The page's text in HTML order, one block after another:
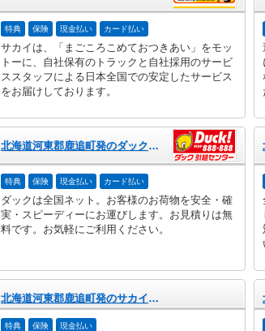
特典 保険 現金払い カード払い
サカイは、「まごころこめておつきあい」をモッ
トーに、自社保有のトラックと自社採用のサービ
ススタッフによる日本全国での安定したサービス
をお届けしております。
北海道河東郡鹿追町発のダック引越センター
特典 保険 現金払い カード払い
ダックは全国ネット。お客様のお荷物を安全・確
実・スピーディーにお運びします。お見積りは無
料です。お気軽にご利用ください。
北海道河東郡鹿追町発のサカイ引越センター
特典 保険 現金払い